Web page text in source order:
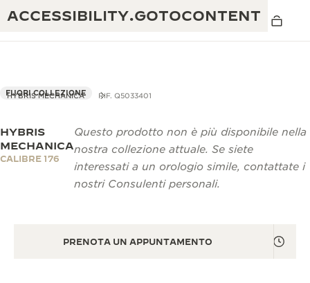
ACCESSIBILITY.GOTOCONTENT
GARANZIA JAEGER-LECOULTRE
THE GOLDEN RATIO MUSICAL SHOW
IL REVERSO 1931 CAFÉ
TIMEKEEPER”
ECCELLENZA: OLTRE 190 ANNI DI TRADIZIONE
CREATIVITÀ: OLTRE 430 BREVETTI
HYBRIS MECHANICA RIF. Q5033401
FUORI COLLEZIONE
HYBRIS
MECHANICA
CALIBRE 176
Questo prodotto non è più disponibile nella
nostra collezione attuale. Se siete
interessati a un orologio simile, contattate i
nostri Consulenti personali.
PRENOTA UN APPUNTAMENTO